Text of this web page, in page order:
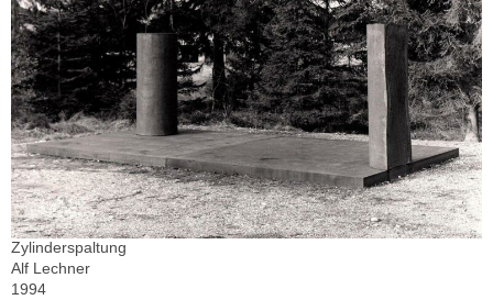
Zylinderspaltung
Alf Lechner
1994